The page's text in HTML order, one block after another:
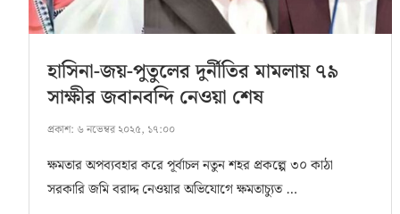
হাসিনা-জয়-পুতুলের দুর্নীতির মামলায় ৭৯
সাক্ষীর জবানবন্দি নেওয়া শেষ
প্রকাশ: ৬ নভেম্বর ২০২৫, ১৭:০০
ক্ষমতার অপব্যবহার করে পূর্বাচল নতুন শহর প্রকল্পে ৩০ কাঠা
সরকারি জমি বরাদ্দ নেওয়ার অভিযোগে ক্ষমতাচ্যুত …